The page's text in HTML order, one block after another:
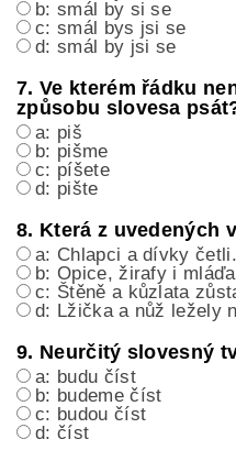
b: smál by si se
c: smál bys jsi se
d: smál by jsi se
7. Ve kterém řádku
způsobu slovesa
a: piš
b: pišme
c: píšete
d: pište
8. Která z uvedených
a: Chlapci a dívky četli.
b: Opice, žirafy i
c: Štěně a kůzlata
d: Lžička a nůž ležely
9. Neurčitý slovesný
a: budu číst
b: budeme číst
c: budou číst
d: číst